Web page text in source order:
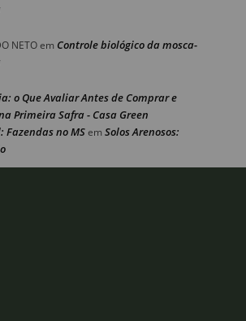
NETOem Controle biológico da mosca-
o Que Avaliar Antes de Comprar e
Primeira Safra - Casa Green
no MSem Solos Arenosos: